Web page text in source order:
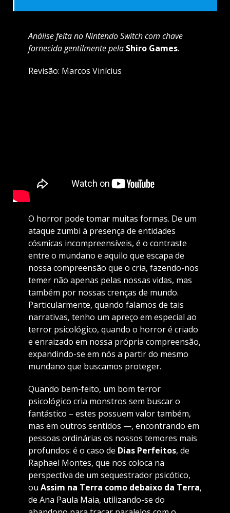
Análise feita no Nintendo Switch com chave
fornecida gentilmente pela Shiro Games.
Revisão: Marcos Vinícius
O horror pode tomar muitas formas. De um
ataque zumbi à presença de entidades
cósmicas incompreensíveis, é o contraste
entre o mundano e aquilo que escapa de
nossa compreensão que o cria, fazendo-nos
temer não apenas pelas nossas vidas, mas
também por nossas crenças de mundo.
Particularmente, quando falamos de tais
narrativas, tenho um apreço em especial ao
terror psicológico, quando o horror é criado
e enraizado em nossa própria compreensão,
expandindo-se em nós a partir do mesmo
mundano que buscamos proteger.
Quando bem-feito, um bom terror
psicológico cria monstros sem buscar o
fantástico – estes possuem valor também,
mas em outros sentidos —, encontrando em
pessoas ordinárias os nossos temores mais
profundos: é o caso de Dias Perfeitos, de
Raphael Montes, que nos coloca na
perspectiva de um sequestrador psicótico,
ou Assim na Terra como debaixo da Terra,
de Ana Paula Maia, utilizando-se do